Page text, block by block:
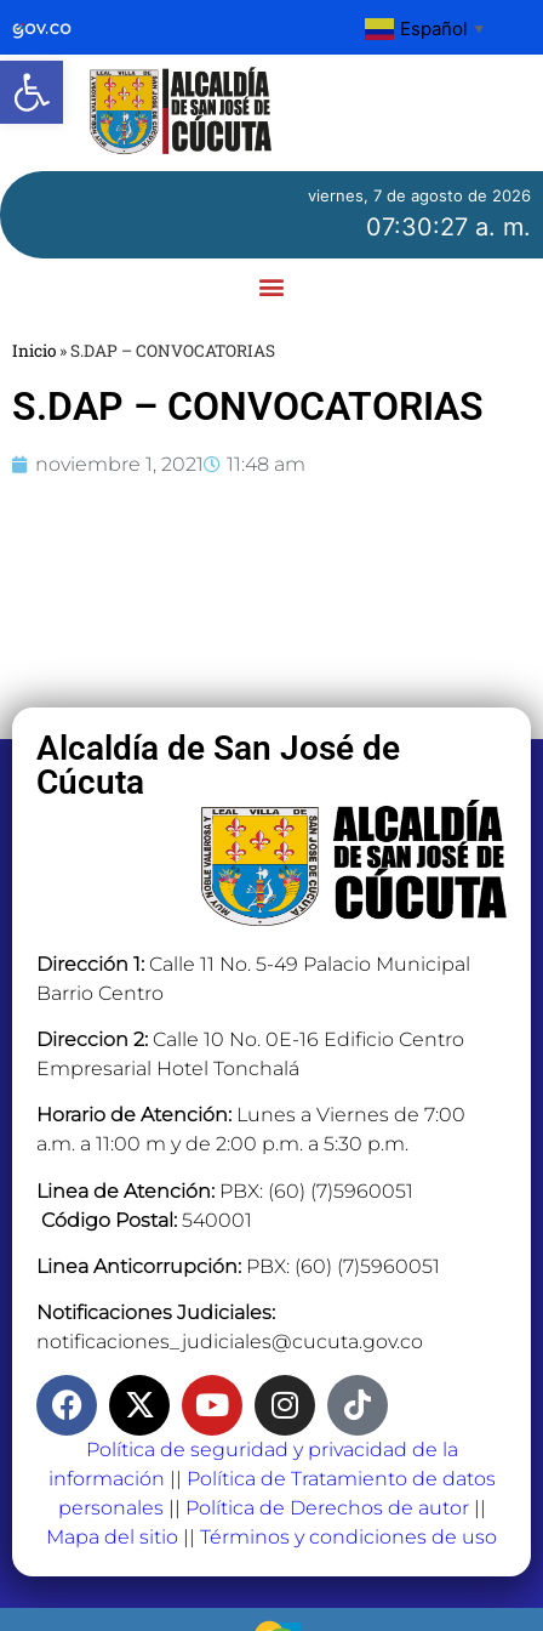
Abrir barra de herramientas
Español ▼
viernes, 7 de agosto de 2026
07:30:27 a. m.
Inicio »S.DAP – CONVOCATORIAS
S.DAP – CONVOCATORIAS
noviembre 1, 2021 11:48 am
Alcaldía de San José de
Cúcuta
Dirección 1: Calle 11 No. 5-49 Palacio Municipal
Barrio Centro
Direccion 2: Calle 10 No. 0E-16 Edificio Centro
Empresarial Hotel Tonchalá
Horario de Atención: Lunes a Viernes de 7:00
a.m. a 11:00 m y de 2:00 p.m. a 5:30 p.m.
Linea de Atención: PBX: (60) (7)5960051
Código Postal: 540001
Linea Anticorrupción: PBX: (60) (7)5960051
Notificaciones Judiciales:
notificaciones_judiciales@cucuta.gov.co
Política de seguridad y privacidad de la
información || Política de Tratamiento de datos
personales || Política de Derechos de autor||
Mapa del sitio || Términos y condiciones de uso